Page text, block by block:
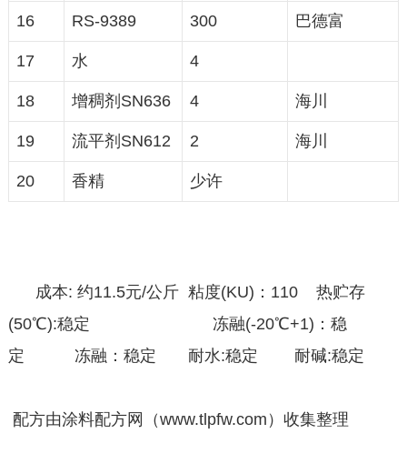
16 RS-9389 300 巴德富
17 水 4
18 增稠剂SN636 4 海川
19 流平剂SN612 2 海川
20 香精 少许
成本: 约11.5元/公斤 粘度(KU)：110 热贮存
(50℃):稳定 冻融(-20℃+1)：稳
定 冻融：稳定 耐水:稳定 耐碱:稳定
配方由涂料配方网（www.tlpfw.com）收集整理